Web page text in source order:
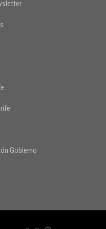
Gobierno